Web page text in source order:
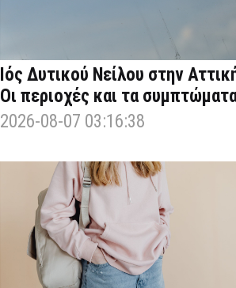
Ιός Δυτικού Νείλου στην
Οι περιοχές και τα
2026-08-07 03:16:38